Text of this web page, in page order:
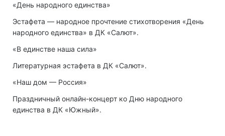
«День народного единства»
Эстафета — народное прочтение стихотворения «День
народного единства» в ДК «Салют».
«В единстве наша сила»
Литературная эстафета в ДК «Салют».
«Наш дом — Россия»
Праздничный онлайн-концерт ко Дню народного
единства в ДК «Южный».